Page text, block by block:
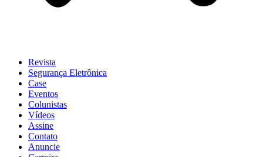
Revista
Segurança Eletrônica
Case
Eventos
Colunistas
Vídeos
Assine
Contato
Anuncie